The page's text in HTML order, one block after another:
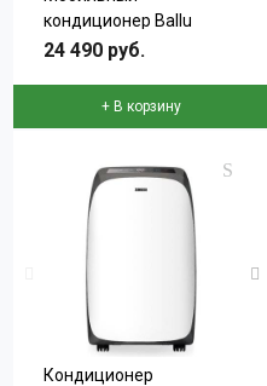
кондиционер Ballu
BPHS-09H серии
24 490 руб.
+ В корзину
Кондиционер